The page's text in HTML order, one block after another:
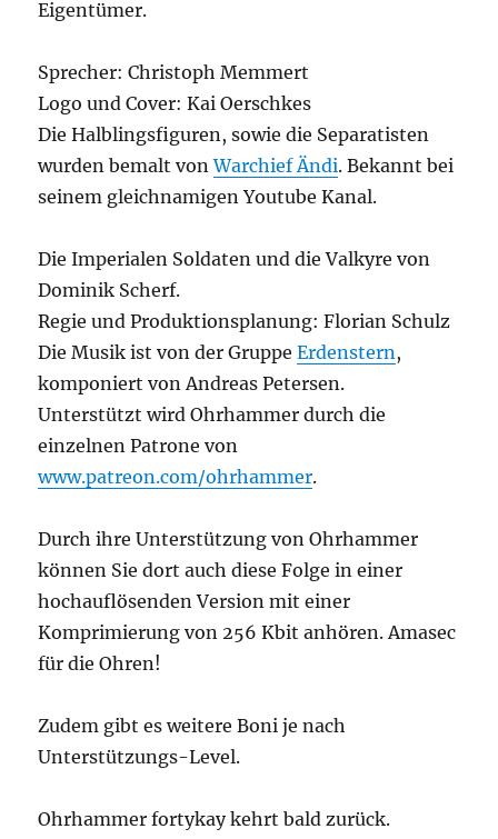
Eigentümer.
Sprecher: Christoph Memmert
Logo und Cover: Kai Oerschkes
Die Halblingsfiguren, sowie die Separatisten
wurden bemalt vonWarchief Ändi. Bekannt bei
seinem gleichnamigen Youtube Kanal.
Die Imperialen Soldaten und die Valkyre von
Dominik Scherf.
Regie und Produktionsplanung: Florian Schulz
Die Musik ist von der GruppeErdenstern,
komponiert von Andreas Petersen.
Unterstützt wird Ohrhammer durch die
einzelnen Patrone von
www.patreon.com/ohrhammer.
Durch ihre Unterstützung von Ohrhammer
können Sie dort auch diese Folge in einer
hochauflösenden Version mit einer
Komprimierung von 256 Kbit anhören. Amasec
für die Ohren!
Zudem gibt es weitere Boni je nach
Unterstützungs-Level.
Ohrhammer fortykay kehrt bald zurück.